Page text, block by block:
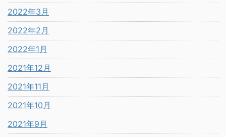
2022年3月
2022年2月
2022年1月
2021年12月
2021年11月
2021年10月
2021年9月